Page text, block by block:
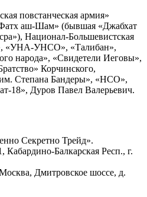
повстанческая армия»
аш-Шам» (бывшая «Джабхат
Национал-Большевистская
«УНА-УНСО», «Талибан»,
народа», «Свидетели Иеговы»,
Корчинского,
Степана Бандеры», «НСО»,
18», Дуров Павел Валерьевич.
Секретно Трейд».
Балкарская Респ., г.
Дмитровское шоссе, д.